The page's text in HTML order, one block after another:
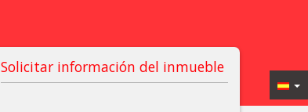
CONTACTO
Solicitar información del inmueble